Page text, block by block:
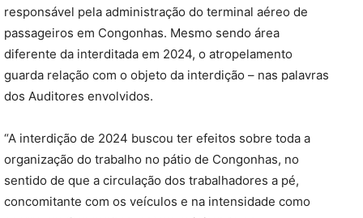
responsável pela administração do terminal aéreo de
passageiros em Congonhas. Mesmo sendo área
diferente da interditada em 2024, o atropelamento
guarda relação com o objeto da interdição – nas palavras
dos Auditores envolvidos.
“A interdição de 2024 buscou ter efeitos sobre toda a
organização do trabalho no pátio de Congonhas, no
sentido de que a circulação dos trabalhadores a pé,
concomitante com os veículos e na intensidade como